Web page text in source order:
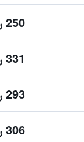
250 ﷼
331 ﷼
293 ﷼
306 ﷼